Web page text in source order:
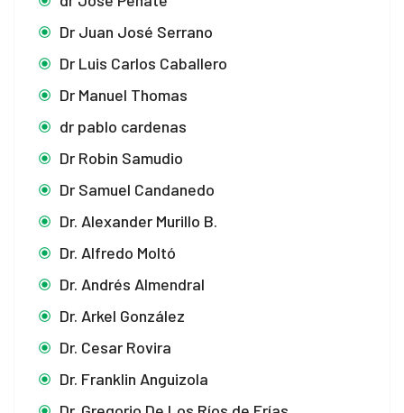
Dr Juan José Serrano
Dr Luis Carlos Caballero
Dr Manuel Thomas
dr pablo cardenas
Dr Robin Samudio
Dr Samuel Candanedo
Dr. Alexander Murillo B.
Dr. Alfredo Moltó
Dr. Andrés Almendral
Dr. Arkel González
Dr. Cesar Rovira
Dr. Franklin Anguizola